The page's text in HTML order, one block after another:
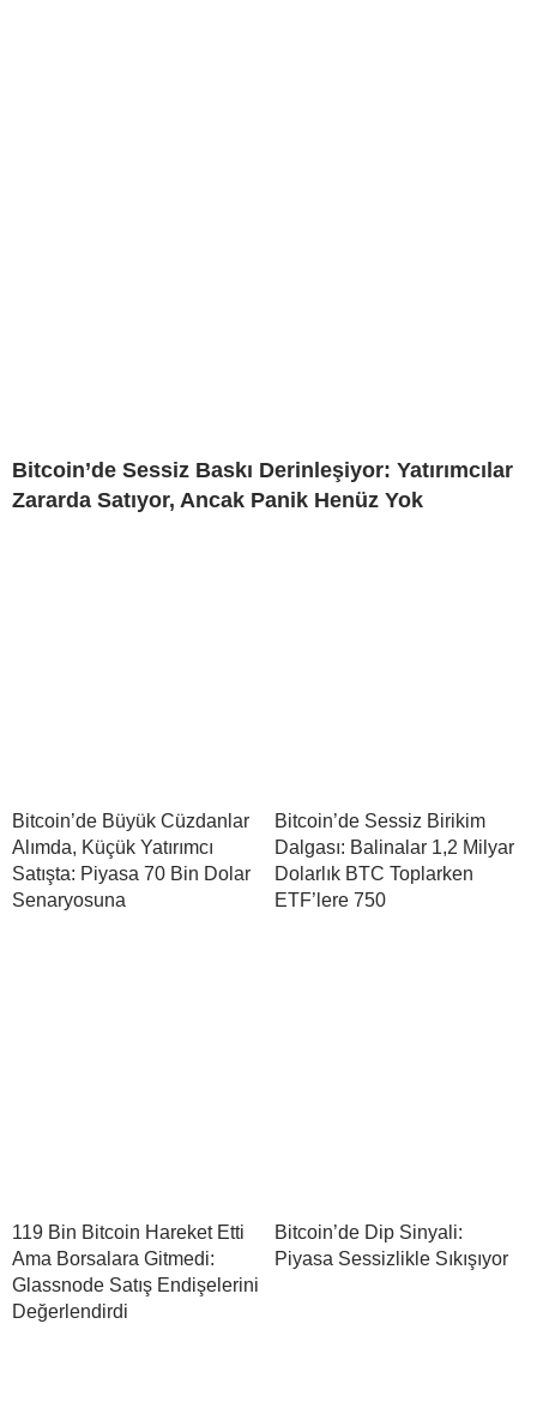
Bitcoin’de Sessiz Baskı Derinleşiyor: Yatırımcılar
Zararda Satıyor, Ancak Panik Henüz Yok
Bitcoin’de Büyük Cüzdanlar
Alımda, Küçük Yatırımcı
Satışta: Piyasa 70 Bin Dolar
Senaryosuna
Bitcoin’de Sessiz Birikim
Dalgası: Balinalar 1,2 Milyar
Dolarlık BTC Toplarken
ETF’lere 750
119 Bin Bitcoin Hareket Etti
Ama Borsalara Gitmedi:
Glassnode Satış Endişelerini
Değerlendirdi
Bitcoin’de Dip Sinyali:
Piyasa Sessizlikle Sıkışıyor